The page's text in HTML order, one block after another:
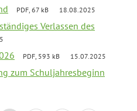
PDF, 67 kB 18.08.2025
Verlassen des
PDF, 593 kB 15.07.2025
zum Schuljahresbeginn